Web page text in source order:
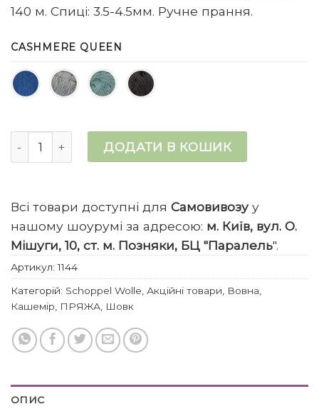
140 м. Спиці: 3.5-4.5мм. Ручне прання.
CASHMERE QUEEN
Cashmere Queen кількість
ДОДАТИ В КОШИК
Всі товари доступні для Самовивозуу
нашому шоурумі за адресою: м. Київ, вул. О.
Мішуги, 10, ст. м. Позняки, БЦ "Паралель".
Артикул:1144
Категорій: Schoppel Wolle Акційні товари Вовна
Кашемір
ПРЯЖА Шовк
ОПИС